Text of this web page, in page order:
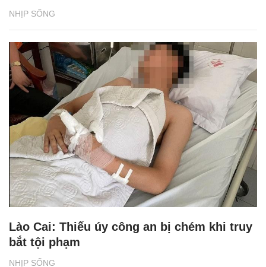
NHỊP SỐNG
NHỊP SỐNG
Lào Cai: Thiếu úy công an bị chém khi truy
bắt tội phạm